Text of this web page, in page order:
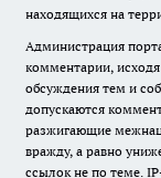
находящихся на
Администрация
комментарии,
обсуждения тем и
допускаются
разжигающие
вражду, а равно
ссылок не по теме.